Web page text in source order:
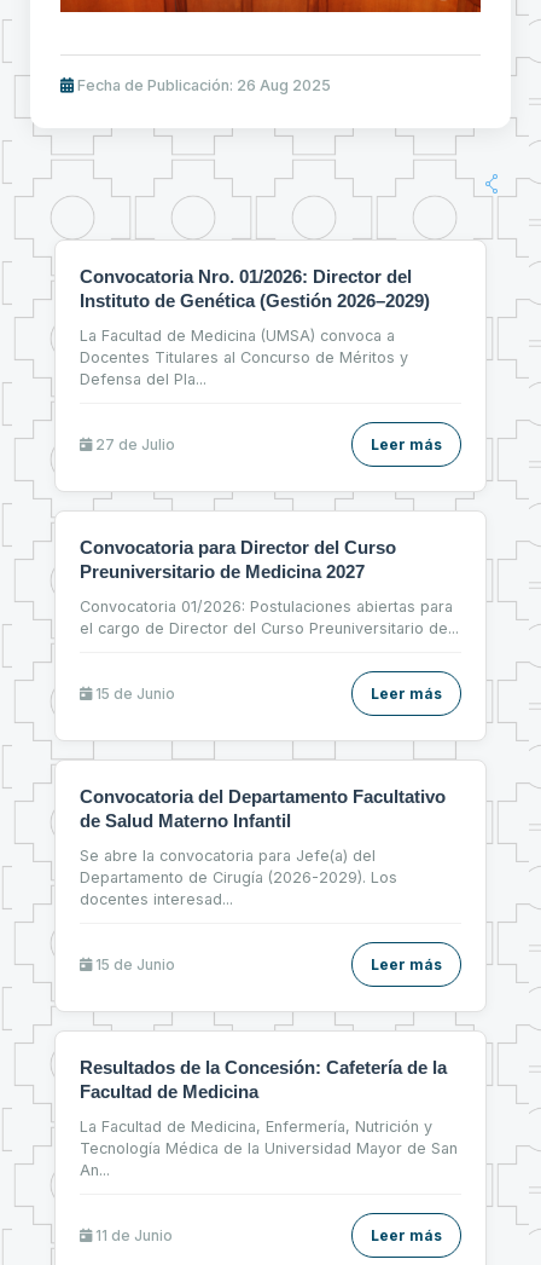
Fecha de Publicación: 26 Aug 2025
Convocatoria Nro. 01/2026: Director del
Instituto de Genética (Gestión 2026–2029)
La Facultad de Medicina (UMSA) convoca a
Docentes Titulares al Concurso de Méritos y
Defensa del Pla...
27 de Julio Leer más
Convocatoria para Director del Curso
Preuniversitario de Medicina 2027
Convocatoria 01/2026: Postulaciones abiertas para
el cargo de Director del Curso Preuniversitario de...
15 de Junio Leer más
Convocatoria del Departamento Facultativo
de Salud Materno Infantil
Se abre la convocatoria para Jefe(a) del
Departamento de Cirugía (2026-2029). Los
docentes interesad...
15 de Junio Leer más
Resultados de la Concesión: Cafetería de la
Facultad de Medicina
La Facultad de Medicina, Enfermería, Nutrición y
Tecnología Médica de la Universidad Mayor de San
An...
11 de Junio Leer más